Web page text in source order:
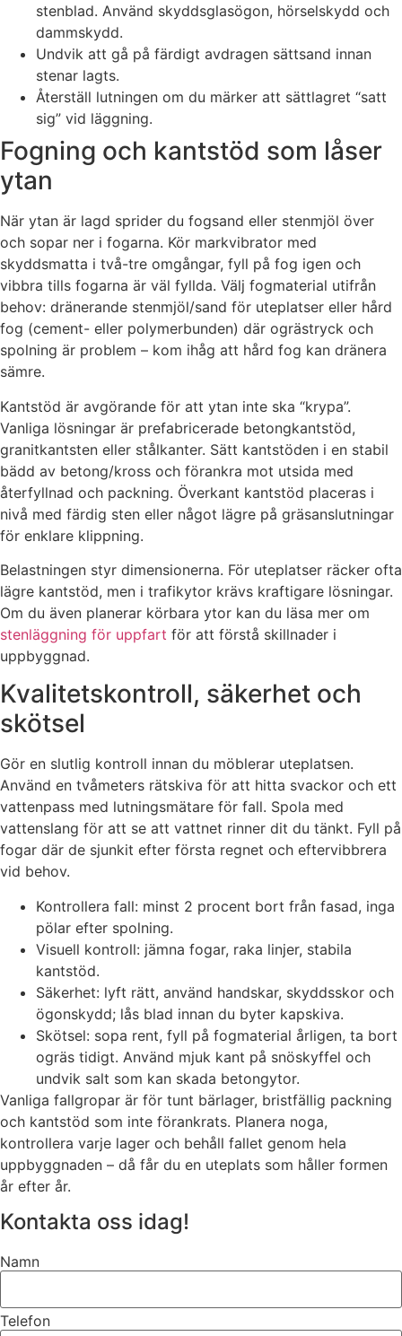
stenblad. Använd skyddsglasögon, hörselskydd och
dammskydd.
Undvik att gå på färdigt avdragen sättsand innan
stenar lagts.
Återställ lutningen om du märker att sättlagret “satt
sig” vid läggning.
Fogning och kantstöd som låser
ytan
När ytan är lagd sprider du fogsand eller stenmjöl över
och sopar ner i fogarna. Kör markvibrator med
skyddsmatta i två-tre omgångar, fyll på fog igen och
vibbra tills fogarna är väl fyllda. Välj fogmaterial utifrån
behov: dränerande stenmjöl/sand för uteplatser eller hård
fog (cement- eller polymerbunden) där ogrästryck och
spolning är problem – kom ihåg att hård fog kan dränera
sämre.
Kantstöd är avgörande för att ytan inte ska “krypa”.
Vanliga lösningar är prefabricerade betongkantstöd,
granitkantsten eller stålkanter. Sätt kantstöden i en stabil
bädd av betong/kross och förankra mot utsida med
återfyllnad och packning. Överkant kantstöd placeras i
nivå med färdig sten eller något lägre på gräsanslutningar
för enklare klippning.
Belastningen styr dimensionerna. För uteplatser räcker ofta
lägre kantstöd, men i trafikytor krävs kraftigare lösningar.
Om du även planerar körbara ytor kan du läsa mer om
stenläggning för uppfart för att förstå skillnader i
uppbyggnad.
Kvalitetskontroll, säkerhet och
skötsel
Gör en slutlig kontroll innan du möblerar uteplatsen.
Använd en tvåmeters rätskiva för att hitta svackor och ett
vattenpass med lutningsmätare för fall. Spola med
vattenslang för att se att vattnet rinner dit du tänkt. Fyll på
fogar där de sjunkit efter första regnet och eftervibbrera
vid behov.
Kontrollera fall: minst 2 procent bort från fasad, inga
pölar efter spolning.
Visuell kontroll: jämna fogar, raka linjer, stabila
kantstöd.
Säkerhet: lyft rätt, använd handskar, skyddsskor och
ögonskydd; lås blad innan du byter kapskiva.
Skötsel: sopa rent, fyll på fogmaterial årligen, ta bort
ogräs tidigt. Använd mjuk kant på snöskyffel och
undvik salt som kan skada betongytor.
Vanliga fallgropar är för tunt bärlager, bristfällig packning
och kantstöd som inte förankrats. Planera noga,
kontrollera varje lager och behåll fallet genom hela
uppbyggnaden – då får du en uteplats som håller formen
år efter år.
Kontakta oss idag!
Namn
Telefon